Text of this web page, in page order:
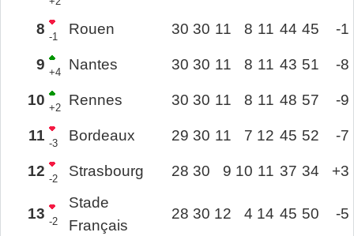
8 -1 Rouen 30 30 11 8 11 44 45 -1
9 +4 Nantes 30 30 11 8 11 43 51 -8
10 +2 Rennes 30 30 11 8 11 48 57 -9
11 -3 Bordeaux 29 30 11 7 12 45 52 -7
12 -2 Strasbourg 28 30 9 10 11 37 34 +3
13 -2
Stade
Français
28 30 12 4 14 45 50 -5